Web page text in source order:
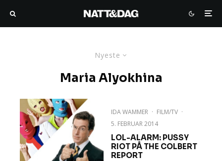
Nyeste
Maria Alyokhina
IDA WAMMER · FILM/TV ·
5. FEBRUAR 2014
LOL-ALARM: PUSSY
RIOT PÅ THE COLBERT
REPORT